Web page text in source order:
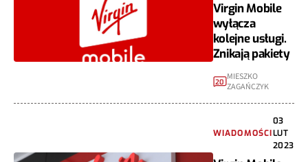
Virgin Mobile
wyłącza
kolejne usługi.
Znikają pakiety
20 MIESZKO
ZAGAŃCZYK
WIADOMOŚCI
03
LUT
2023